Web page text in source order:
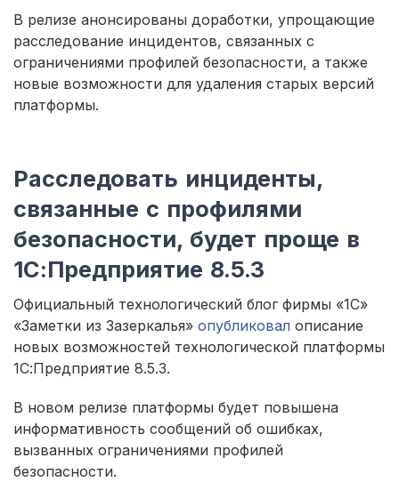
В релизе анонсированы доработки, упрощающие
расследование инцидентов, связанных с
ограничениями профилей безопасности, а также
новые возможности для удаления старых версий
платформы.
Расследовать инциденты,
связанные с профилями
безопасности, будет проще в
1С:Предприятие 8.5.3
Официальный технологический блог фирмы «1С»
«Заметки из Зазеркалья» опубликовал описание
новых возможностей технологической платформы
1С:Предприятие 8.5.3.
В новом релизе платформы будет повышена
информативность сообщений об ошибках,
вызванных ограничениями профилей
безопасности.